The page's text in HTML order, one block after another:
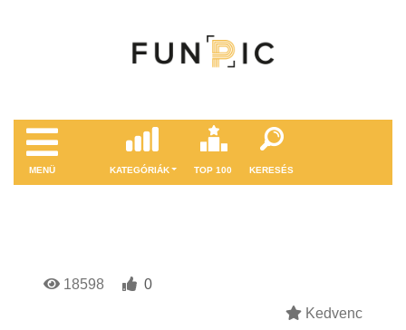
MENÜ KATEGÓRIÁK TOP 100 KERESÉS
18598
0
Kedvenc